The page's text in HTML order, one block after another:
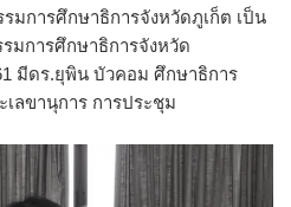
มการศึกษาธิการจังหวัดภูเก็ต เป็น
มการศึกษาธิการจังหวัด
มีดร.ยุพิน บัวคอม ศึกษาธิการ
เลขานุการ การประชุม